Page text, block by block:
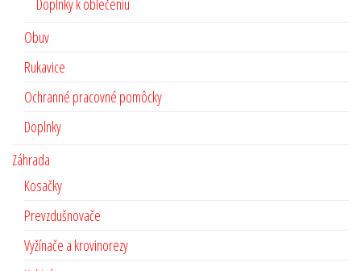
Obuv
Rukavice
Ochranné pracovné pomôcky
Doplnky
Záhrada
Kosačky
Prevzdušnovače
Vyžínače a krovinorezy